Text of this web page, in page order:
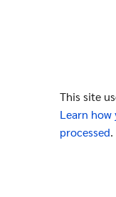
This site
Learn how
processed.